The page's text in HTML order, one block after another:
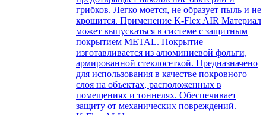
грибков. Легко моется, не образует пыль и не
крошится. Применение K-Flex AIR Материал
может выпускаться в системе c защитным
покрытием METAL. Покрытие
изготавливается из алюминиевой фольги,
армированной стеклосеткой. Предназначено
для использования в качестве покровного
слоя на объектах, расположенных в
помещениях и тоннелях. Обеспечивает
защиту от механических повреждений.